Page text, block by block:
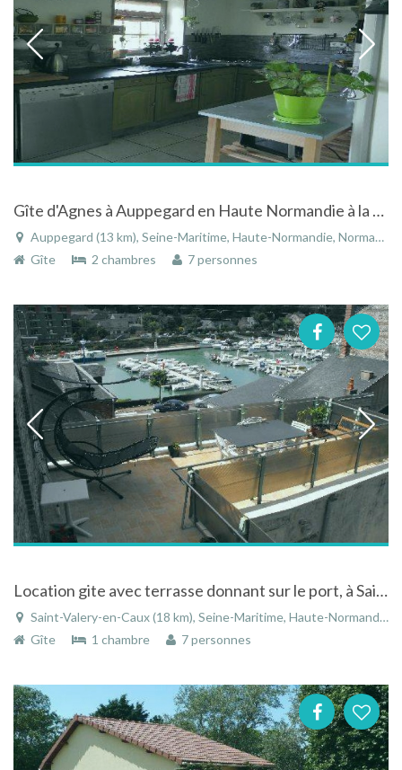
Gîte d'Agnes à Auppegard en Haute Normandie à la campagne
Auppegard (13 km), Seine-Maritime, Haute-Normandie, Normandie, France
Gîte
2 chambres 7 personnes
Location gite avec terrasse donnant sur le port, à Saint-Valery-en-Caux en Haute-Normandie
Saint-Valery-en-Caux (18 km), Seine-Maritime, Haute-Normandie, Normandie, France
Gîte
1 chambre 7 personnes